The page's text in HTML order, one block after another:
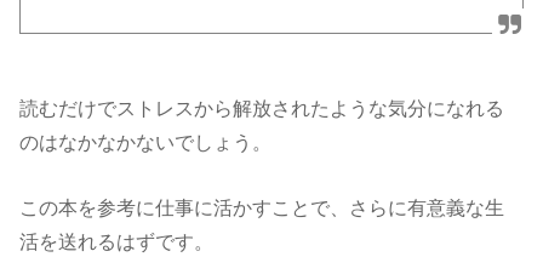
読むだけでストレスから解放されたような気分になれる
のはなかなかないでしょう。
この本を参考に仕事に活かすことで、さらに有意義な生
活を送れるはずです。